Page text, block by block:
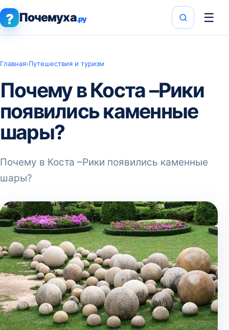
? Почемуха.ру ☰
Главная›Путешествия и туризм
Почему в Коста –Рики
появились каменные
шары?
Почему в Коста –Рики появились каменные
шары?